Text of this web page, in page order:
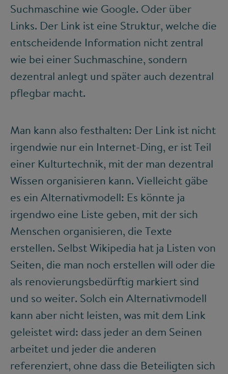
Suchmaschine wie Google. Oder über
Links. Der Link ist eine Struktur, welche die
entscheidende Information nicht zentral
wie bei einer Suchmaschine, sondern
dezentral anlegt und später auch dezentral
pflegbar macht.
Man kann also festhalten: Der Link ist nicht
irgendwie nur ein Internet-Ding, er ist Teil
einer Kulturtechnik, mit der man dezentral
Wissen organisieren kann. Vielleicht gäbe
es ein Alternativmodell: Es könnte ja
irgendwo eine Liste geben, mit der sich
Menschen organisieren, die Texte
erstellen. Selbst Wikipedia hat ja Listen von
Seiten, die man noch erstellen will oder die
als renovierungsbedürftig markiert sind
und so weiter. Solch ein Alternativmodell
kann aber nicht leisten, was mit dem Link
geleistet wird: dass jeder an dem Seinen
arbeitet und jeder die anderen
referenziert, ohne dass die Beteiligten sich